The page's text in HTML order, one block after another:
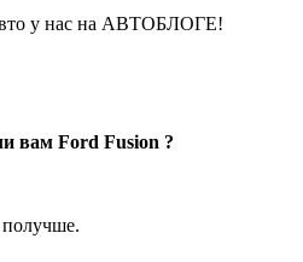
у нас на АВТОБЛОГЕ!
вам Ford Fusion ?